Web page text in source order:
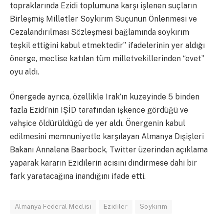
topraklarında Ezidi toplumuna karşı işlenen suçların
Birleşmiş Milletler Soykırım Suçunun Önlenmesi ve
Cezalandırılması Sözleşmesi bağlamında soykırım
teşkil ettiğini kabul etmektedir” ifadelerinin yer aldığı
önerge, meclise katılan tüm milletvekillerinden “evet”
oyu aldı.
Önergede ayrıca, özellikle Irak’ın kuzeyinde 5 binden
fazla Ezidi’nin IŞİD tarafından işkence gördüğü ve
vahşice öldürüldüğü de yer aldı. Önergenin kabul
edilmesini memnuniyetle karşılayan Almanya Dışişleri
Bakanı Annalena Baerbock, Twitter üzerinden açıklama
yaparak kararın Ezidilerin acısını dindirmese dahi bir
fark yaratacağına inandığını ifade etti.
Almanya Federal Meclisi Ezidiler Soykırım